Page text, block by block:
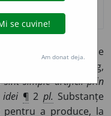
care se caută să se
ceva, vicleșug,
sînt simple artificii prin
¶ 2 pl. Substanțe
pentru a produce, la
Am donat deja.